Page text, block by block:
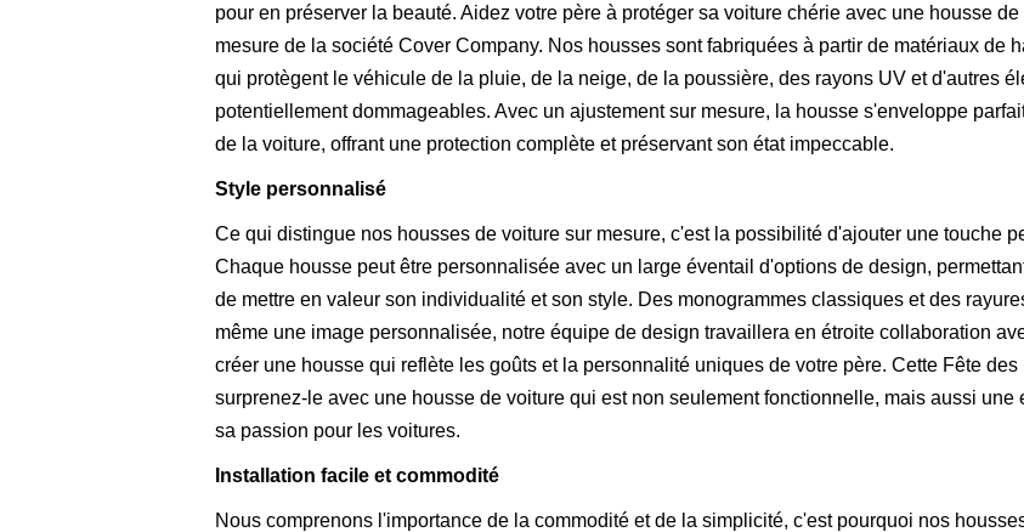
pour en préserver la beauté. Aidez votre père à protéger sa voiture chérie avec une housse
mesure de la société Cover Company. Nos housses sont fabriquées à partir de matériaux de
qui protègent le véhicule de la pluie, de la neige, de la poussière, des rayons UV et d'autres
potentiellement dommageables. Avec un ajustement sur mesure, la housse s'enveloppe
de la voiture, offrant une protection complète et préservant son état impeccable.
Style personnalisé
Ce qui distingue nos housses de voiture sur mesure, c'est la possibilité d'ajouter une touche
Chaque housse peut être personnalisée avec un large éventail d'options de design,
de mettre en valeur son individualité et son style. Des monogrammes classiques et des
même une image personnalisée, notre équipe de design travaillera en étroite collaboration
créer une housse qui reflète les goûts et la personnalité uniques de votre père. Cette Fête des
surprenez-le avec une housse de voiture qui est non seulement fonctionnelle, mais aussi une
sa passion pour les voitures.
Installation facile et commodité
Nous comprenons l'importance de la commodité et de la simplicité, c'est pourquoi nos